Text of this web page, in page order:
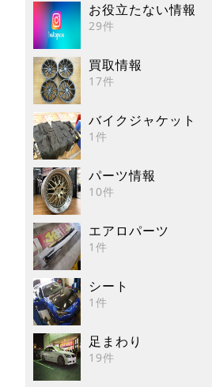
お役立たない情報
29件
買取情報
17件
バイクジャケット
1件
パーツ情報
10件
エアロパーツ
1件
シート
1件
足まわり
19件